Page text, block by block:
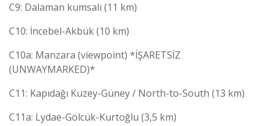
C9: Dalaman kumsalı (11 km)
C10: İncebel-Akbük (10 km)
C10a: Manzara (viewpoint) *İŞARETSİZ
(UNWAYMARKED)*
C11: Kapıdağı Kuzey-Güney / North-to-South (13 km)
C11a: Lydae-Gölcük-Kurtoğlu (3,5 km)